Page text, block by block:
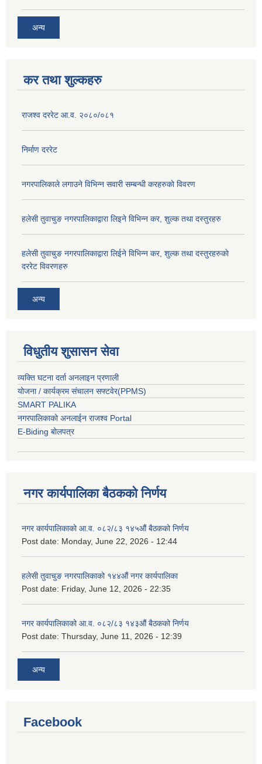
अन्य
कर तथा शुल्कहरु
राजश्व दररेट आ.व. २०८०/०८१
निर्माण दररेट
नगरपालिकाले लगाउने विभिन्न सवारी सम्बन्धी करहरुकाे विवरण
हलेसी तुवाचुङ नगरपालिकाद्वारा लिइने विभिन्न कर, शुल्क तथा दस्तुरहरु
हलेसी तुवाचुङ नगरपालिकाद्वारा लिईने विभिन्न कर, शुल्क तथा दस्तुरहरुकाे
दररेट विवरणहरु
अन्य
विधुतीय शुसासन सेवा
व्यक्ति घटना दर्ता अनलाइन प्रणाली
योजना / कार्यक्रम संचालन सफ्टवेर(PPMS)
SMART PALIKA
नगरपालिकाको अनलाईन राजश्व Portal
E-Biding बोलपत्र
नगर कार्यपालिका बैठकको निर्णय
नगर कार्यपालिकाको आ.व. ०८२/८३ १४५औं बैठकको निर्णय
Post date: Monday, June 22, 2026 - 12:44
हलेसी तुवाचुङ नगरपालिकाको १४४औं नगर कार्यपालिका
Post date: Friday, June 12, 2026 - 22:35
नगर कार्यपालिकाको आ.व. ०८२/८३ १४३औं बैठकको निर्णय
Post date: Thursday, June 11, 2026 - 12:39
अन्य
Facebook